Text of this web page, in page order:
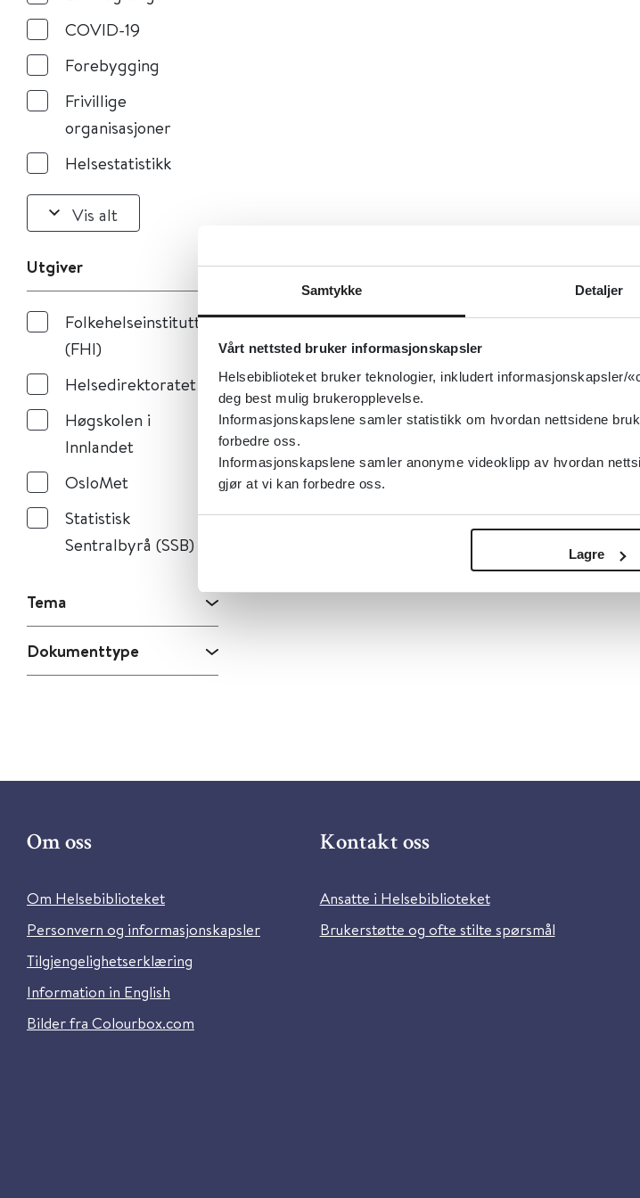
Samtykke Detaljer
Vårt nettsted bruker informasjonskapsler
Helsebiblioteket bruker teknologier, inkludert informasjonskapsler/
deg best mulig brukeropplevelse.
Informasjonskapslene samler statistikk om hvordan nettsidene
forbedre oss.
Informasjonskapslene samler anonyme videoklipp av hvordan
gjør at vi kan forbedre oss.
Lagre
COVID-19
Forebygging
Frivillige
organisasjoner
Helsestatistikk
Vis alt
Utgiver
Folkehelseinstituttet
(FHI)
Helsedirektoratet
Høgskolen i
Innlandet
OsloMet
Statistisk
Sentralbyrå (SSB)
Tema
Dokumenttype
Om oss
Om Helsebiblioteket
Personvern og informasjonskapsler
Tilgjengelighetserklæring
Information in English
Bilder fra Colourbox.com
Kontakt oss
Ansatte i Helsebiblioteket
Brukerstøtte og ofte stilte spørsmål